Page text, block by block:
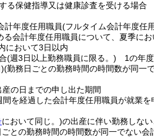
る保健指導又は健康診査を受ける場
計年度任用職員(フルタイム会計年度任
る会計年度任用職員について、夏季に
において3日以内
(週3日以上勤務職員に限る。) 1の年度
(勤務日ごとの勤務時間の時間数が同一
の日までの申し出た期間
間を経過した会計年度任用職員が就業
において同じ。)の出産に伴い勤務しな
との勤務時間の時間数が同一でない